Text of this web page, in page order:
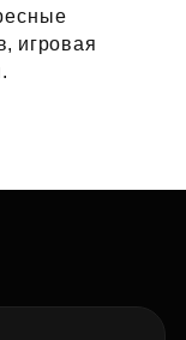
игровая